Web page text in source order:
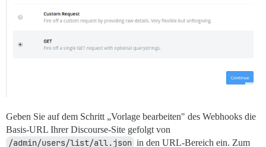
Geben Sie auf dem Schritt „Vorlage bearbeiten" des Webhooks die
Basis-URL Ihrer Discourse-Site gefolgt von
/admin/users/list/all.json in den URL-Bereich ein. Zum